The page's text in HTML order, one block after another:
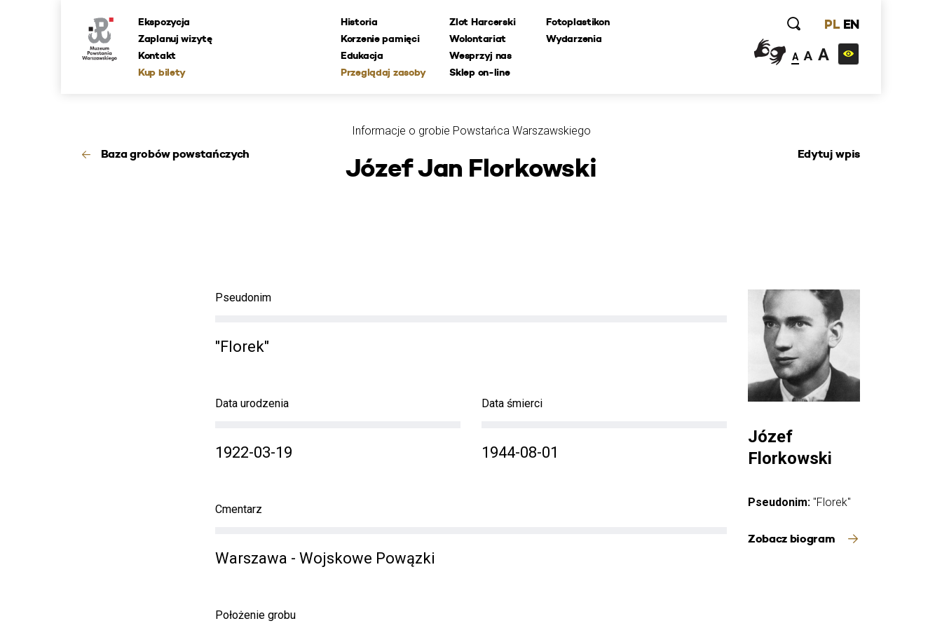
Ekspozycja
Zaplanuj wizytę
Kontakt
Kup bilety
Historia
Korzenie pamięci
Edukacja
Przeglądaj zasoby
Zlot Harcerski
Wolontariat
Wesprzyj nas
Sklep on-line
Fotoplastikon
Wydarzenia
PL EN
A A A
Baza grobów powstańczych Edytuj wpis
Informacje o grobie Powstańca Warszawskiego
Józef Jan Florkowski
Pseudonim
"Florek"
Data urodzenia
1922-03-19
Data śmierci
1944-08-01
Cmentarz
Warszawa - Wojskowe Powązki
Położenie grobu
Józef
Florkowski
Pseudonim: "Florek"
Zobacz biogram